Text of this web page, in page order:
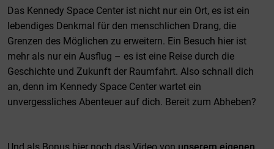
Das Kennedy Space Center ist nicht nur ein Ort, es ist ein
lebendiges Denkmal für den menschlichen Drang, die
Grenzen des Möglichen zu erweitern. Ein Besuch hier ist
mehr als nur ein Ausflug – es ist eine Reise durch die
Geschichte und Zukunft der Raumfahrt. Also schnall dich
an, denn im Kennedy Space Center wartet ein
unvergessliches Abenteuer auf dich. Bereit zum Abheben?